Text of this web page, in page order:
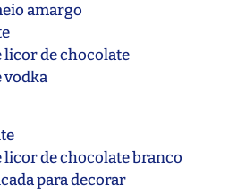
amargo
licor de chocolate
vodka
licor de chocolate branco
para decorar